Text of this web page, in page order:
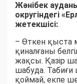
Жәнібек
округіндегі
жетекшісі:
– Өткен қыста
қиналғаны
жақсы. Қазір
шабуда.
қоймай, екпе